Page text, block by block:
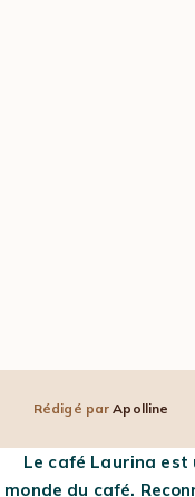
Rédigé parApolline
Le café Laurina est
monde du café.